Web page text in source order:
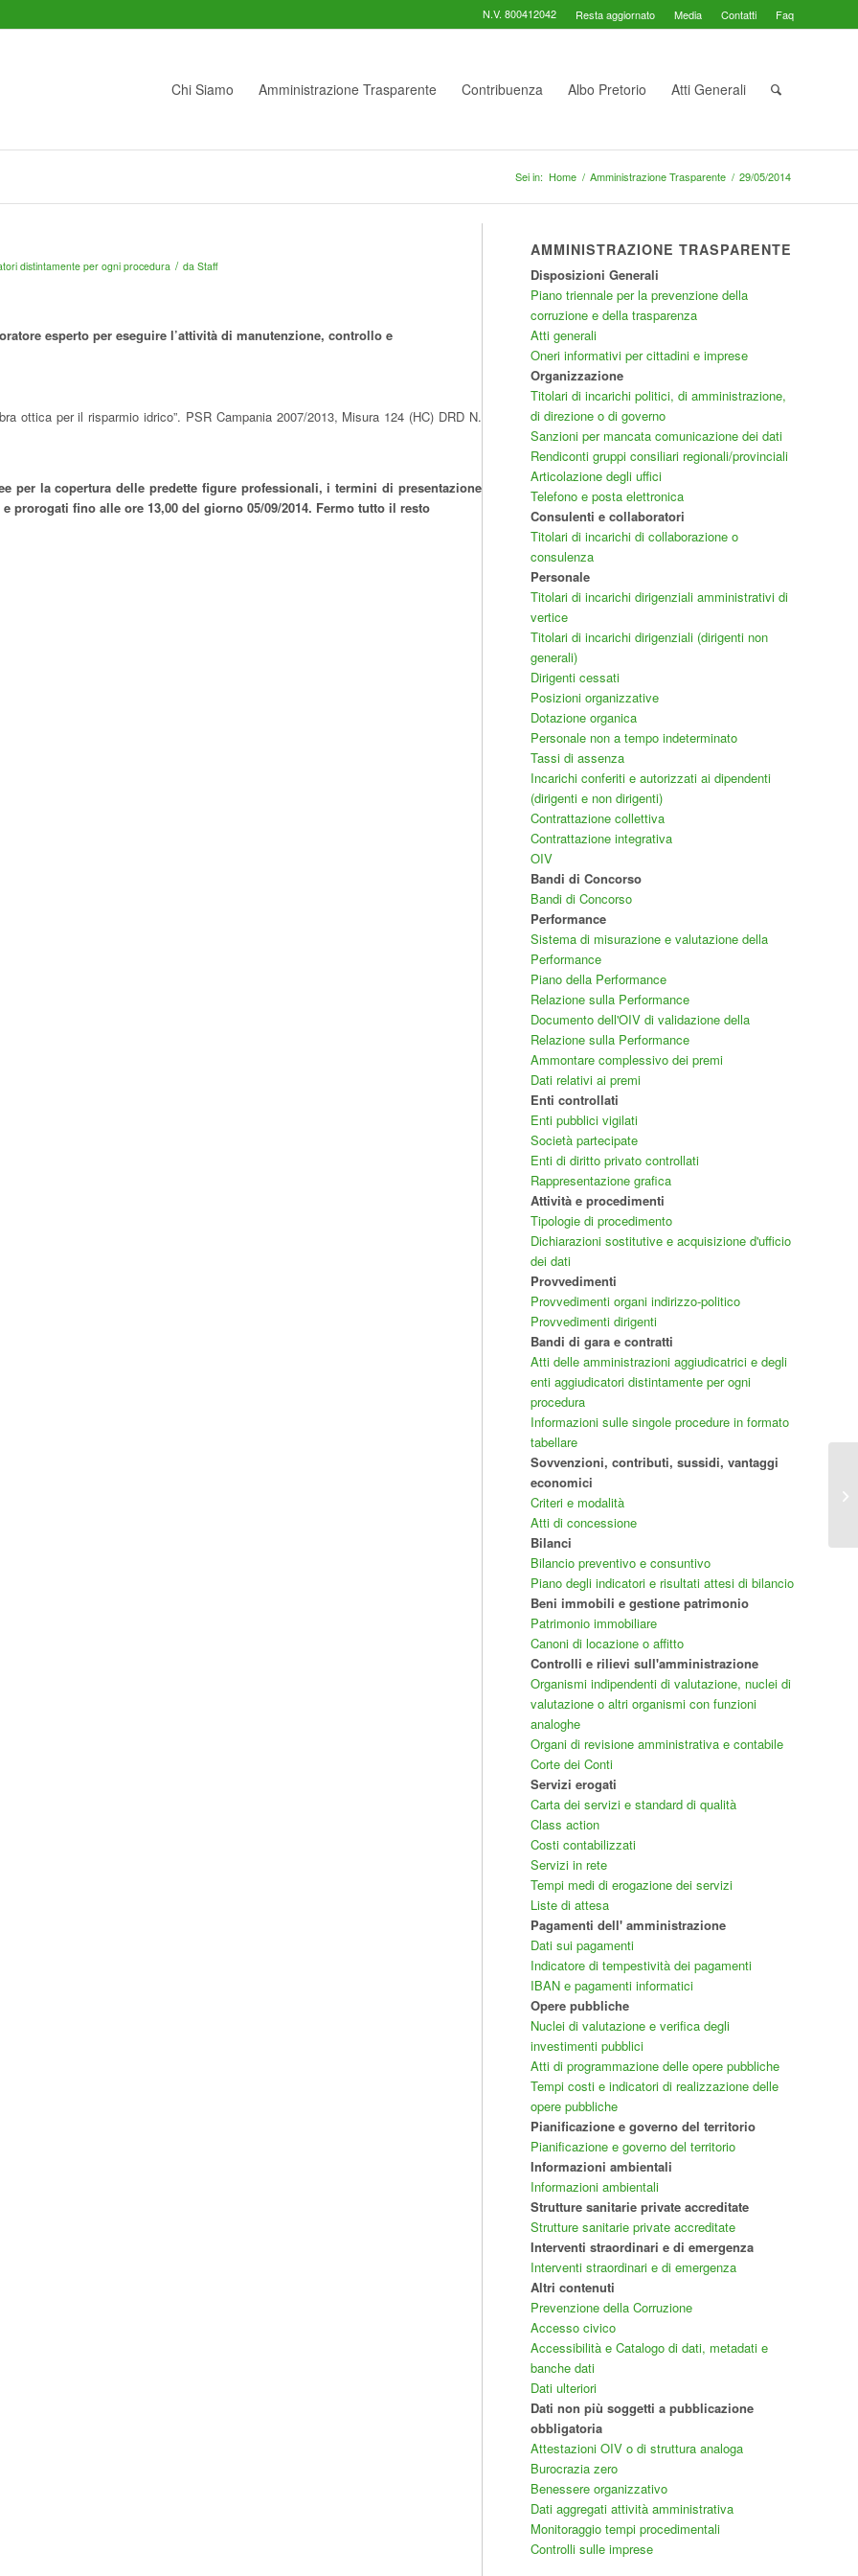
Resta aggiornato Media Contatti Faq
N.V. 800412042
Chi Siamo Amministrazione Trasparente Contribuenza Albo Pretorio Atti Generali
Sei in: Home / Amministrazione Trasparente / 29/05/2014
distintamente per ogni procedura / da Staff
esperto per eseguire l’attività di manutenzione, controllo e
ottica per il risparmio idrico”. PSR Campania 2007/2013, Misura 124 (HC) DRD N.
per la copertura delle predette figure professionali, i termini di presentazione
prorogati fino alle ore 13,00 del giorno 05/09/2014. Fermo tutto il resto
AMMINISTRAZIONE TRASPARENTE
Disposizioni Generali
Piano triennale per la prevenzione della
corruzione e della trasparenza
Atti generali
Oneri informativi per cittadini e imprese
Organizzazione
Titolari di incarichi politici, di amministrazione,
di direzione o di governo
Sanzioni per mancata comunicazione dei dati
Rendiconti gruppi consiliari regionali/provinciali
Articolazione degli uffici
Telefono e posta elettronica
Consulenti e collaboratori
Titolari di incarichi di collaborazione o
consulenza
Personale
Titolari di incarichi dirigenziali amministrativi di
vertice
Titolari di incarichi dirigenziali (dirigenti non
generali)
Dirigenti cessati
Posizioni organizzative
Dotazione organica
Personale non a tempo indeterminato
Tassi di assenza
Incarichi conferiti e autorizzati ai dipendenti
(dirigenti e non dirigenti)
Contrattazione collettiva
Contrattazione integrativa
OIV
Bandi di Concorso
Bandi di Concorso
Performance
Sistema di misurazione e valutazione della
Performance
Piano della Performance
Relazione sulla Performance
Documento dell'OIV di validazione della
Relazione sulla Performance
Ammontare complessivo dei premi
Dati relativi ai premi
Enti controllati
Enti pubblici vigilati
Società partecipate
Enti di diritto privato controllati
Rappresentazione grafica
Attività e procedimenti
Tipologie di procedimento
Dichiarazioni sostitutive e acquisizione d'ufficio
dei dati
Provvedimenti
Provvedimenti organi indirizzo-politico
Provvedimenti dirigenti
Bandi di gara e contratti
Atti delle amministrazioni aggiudicatrici e degli
enti aggiudicatori distintamente per ogni
procedura
Informazioni sulle singole procedure in formato
tabellare
Sovvenzioni, contributi, sussidi, vantaggi
economici
Criteri e modalità
Atti di concessione
Bilanci
Bilancio preventivo e consuntivo
Piano degli indicatori e risultati attesi di bilancio
Beni immobili e gestione patrimonio
Patrimonio immobiliare
Canoni di locazione o affitto
Controlli e rilievi sull'amministrazione
Organismi indipendenti di valutazione, nuclei di
valutazione o altri organismi con funzioni
analoghe
Organi di revisione amministrativa e contabile
Corte dei Conti
Servizi erogati
Carta dei servizi e standard di qualità
Class action
Costi contabilizzati
Servizi in rete
Tempi medi di erogazione dei servizi
Liste di attesa
Pagamenti dell' amministrazione
Dati sui pagamenti
Indicatore di tempestività dei pagamenti
IBAN e pagamenti informatici
Opere pubbliche
Nuclei di valutazione e verifica degli
investimenti pubblici
Atti di programmazione delle opere pubbliche
Tempi costi e indicatori di realizzazione delle
opere pubbliche
Pianificazione e governo del territorio
Pianificazione e governo del territorio
Informazioni ambientali
Informazioni ambientali
Strutture sanitarie private accreditate
Strutture sanitarie private accreditate
Interventi straordinari e di emergenza
Interventi straordinari e di emergenza
Altri contenuti
Prevenzione della Corruzione
Accesso civico
Accessibilità e Catalogo di dati, metadati e
banche dati
Dati ulteriori
Dati non più soggetti a pubblicazione
obbligatoria
Attestazioni OIV o di struttura analoga
Burocrazia zero
Benessere organizzativo
Dati aggregati attività amministrativa
Monitoraggio tempi procedimentali
Controlli sulle imprese